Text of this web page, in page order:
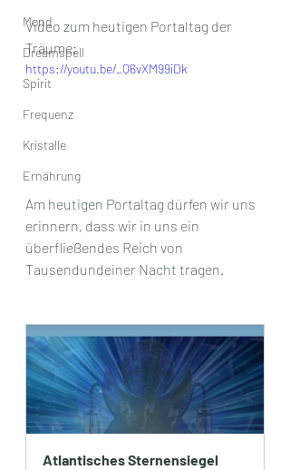
Mond
Dreamspell
Spirit
Frequenz
Kristalle
Ernährung
Video zum heutigen Portaltag der
Träume:
https://youtu.be/_Q6vXM99iDk
Am heutigen Portaltag dürfen wir uns
erinnern, dass wir in uns ein
überfließendes Reich von
Tausendundeiner Nacht tragen.
Atlantisches Sternensiegel